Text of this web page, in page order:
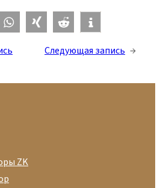
Следующая запись →
ZK